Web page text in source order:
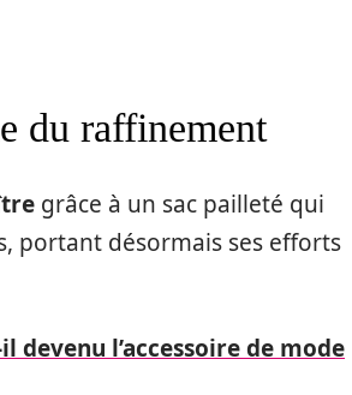
du raffinement
grâce à un sac pailleté qui
portant désormais ses efforts
devenu l’accessoire de mode